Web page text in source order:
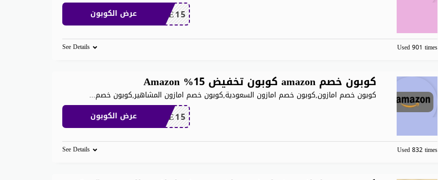
SAVE15 عرض الكوبون
Used 901 times
See Details
كوبون خصم amazon كوبون تخفيض 15% Amazon
كوبون خصم امازون,كوبون خصم امازون السعودية,كوبون خصم امازون المشاهير,كوبون خصم...
SAVE15 عرض الكوبون
Used 832 times
See Details